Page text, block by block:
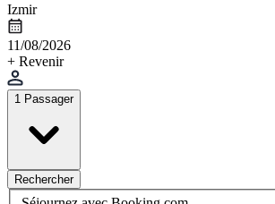
Izmir
11/08/2026
+ Revenir
1 Passager
Rechercher